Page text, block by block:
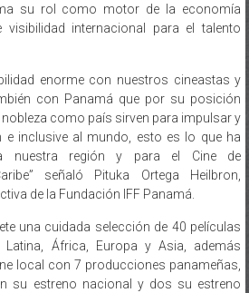
su rol como motor de la economía
internacional para el talento
enorme con nuestros cineastas y
con Panamá que por su posición
como país sirven para impulsar y
inclusive al mundo, esto es lo que ha
nuestra región y para el Cine de
señaló Pituka Ortega Heilbron,
de la Fundación IFF Panamá.
una cuidada selección de 40 películas
Latina, África, Europa y Asia, además
local con 7 producciones panameñas,
su estreno nacional y dos su estreno